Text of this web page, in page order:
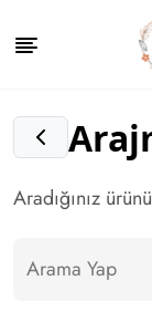
Aradığınız